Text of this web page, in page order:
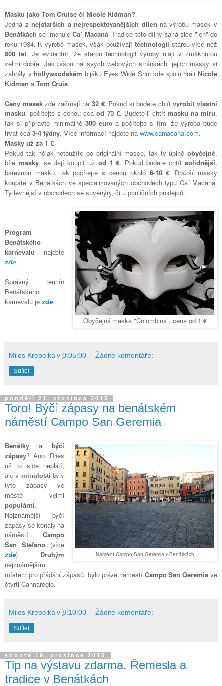
Masku jako Tom Cruise či Nicole Kidman?
Jedna znejstarších a nejrespektovanějších dílen na výrobu masek v
Benátkách se jmenujeCa´ Macana. Tradice této dílny sahá sice "jen" do
roku 1984. K výrobě masek, však používají technologii starou více než
800 let. Je evidentní, že starou technologii výroby mají v zmáknutou
velmi dobře. Jak píšou na svých webových stránkách, jejich masky si
zahrály v hollywoodském bijáku Eyes Wide Shut kde spolu hráli Nicole
Kidman a Tom Cruis.
Ceny masekzde začínají na 32 €. Pokud si budete chtítvyrobit vlastní
masku, počítejte s cenou ccaod 70 €. Budete-li chtít masku na míru,
tak si připravte minimálně 300 euroa počítejte s tím, že výroba bude
trvat cca 3-4 týdny. Více informací najdete na www.camacana.com.
Masky už za 1 €
Pokud tak nějak netoužíte po originální masce, tak ty úplně obyčejné,
bílé masky, se dají koupit už od 1 €. Pokud budete chtít solidnější,
barevnou masku, tak počítejte s cenou okolo 6-10 €. Dražší masky
koupíte v Benátkách ve specializovaných obchodech typu Ca´ Macana.
Ty levnější v obchodech se suvenýry, či u pouličních prodejců.
Obyčejná maska "Colombina", cena od 1 €
Program
Benátského
karnevalu najdete
zde.
Správný termín
Benátského
karnevalu jezde.
Milos Krepelka v 0:05:00 Žádné komentáře:
Sdílet
pondělí 21. prosince 2015
Toro! Býčí zápasy na benátském
náměstí Campo San Geremia
Náměstí Campo San Geremia v Benátkách
Benátky abýčí
zápasy? Ano. Dnes
už to sice neplatí,
ale v minulosti byly
tyto zápasy ve
městě velmi
populární.
Nejznámější býčí
zápasy se konaly na
náměstíCampo
San Stefano (více
zde). Druhým
nejznámějším
místem pro přádání zápasů, bylo právě náměstí Campo San Geremia ve
čtvrti Cannaregio.
Milos Krepelka v 8:10:00 Žádné komentáře:
Sdílet
sobota 19. prosince 2015
Tip na výstavu zdarma. Řemesla a
tradice v Benátkách